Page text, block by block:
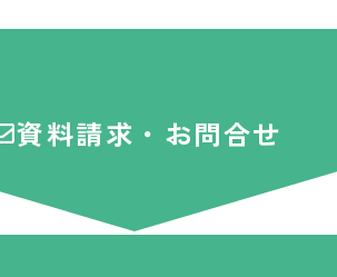
資料請求・お問合せ